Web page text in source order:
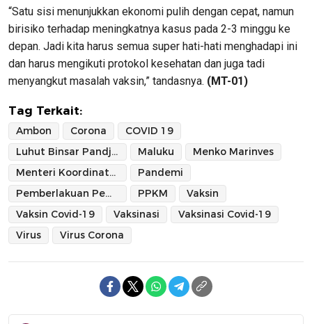
“Satu sisi menunjukkan ekonomi pulih dengan cepat, namun
birisiko terhadap meningkatnya kasus pada 2-3 minggu ke
depan. Jadi kita harus semua super hati-hati menghadapi ini
dan harus mengikuti protokol kesehatan dan juga tadi
menyangkut masalah vaksin,” tandasnya. (MT-01)
Tag Terkait:
Ambon Corona
COVID 19
Luhut Binsar Pandjaitan
Maluku
Menko Marinves
Menteri Koordinator Bidang Kemaritiman dan Investasi
Pandemi
Pemberlakuan Pembatasan Kegiatan Masyarakat
PPKM
Vaksin
Vaksin Covid-19
Vaksinasi
Vaksinasi Covid-19
Virus
Virus Corona